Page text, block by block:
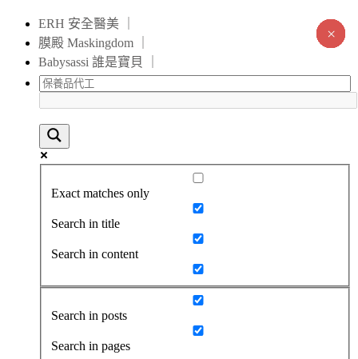
ERH 安全醫美 ｜
膜殿 Maskingdom ｜
Babysassi 誰是寶貝 ｜
Exact matches only
Search in title
Search in content
Search in posts
Search in pages
×
×
×
×
×
×
×
×
×
×
×
×
×
×